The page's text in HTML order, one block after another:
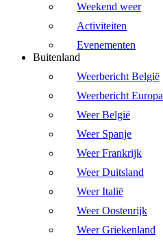
Weekend weer
Activiteiten
Evenementen
Buitenland
Weerbericht België
Weerbericht Europa
Weer België
Weer Spanje
Weer Frankrijk
Weer Duitsland
Weer Italië
Weer Oostenrijk
Weer Griekenland